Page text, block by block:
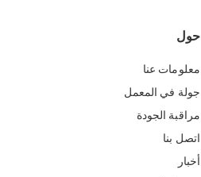
حول
معلومات عنا
جولة في المعمل
مراقبة الجودة
اتصل بنا
أخبار